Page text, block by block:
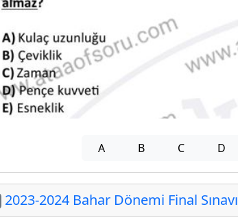
A B C D
2023-2024 Bahar Dönemi Final Sınavı